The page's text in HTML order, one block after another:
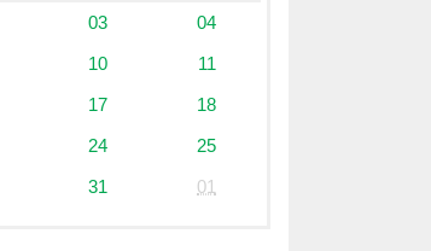
03
04
10
11
17
18
24
25
31 01